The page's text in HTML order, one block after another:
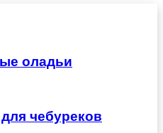
оладьи
чебуреков